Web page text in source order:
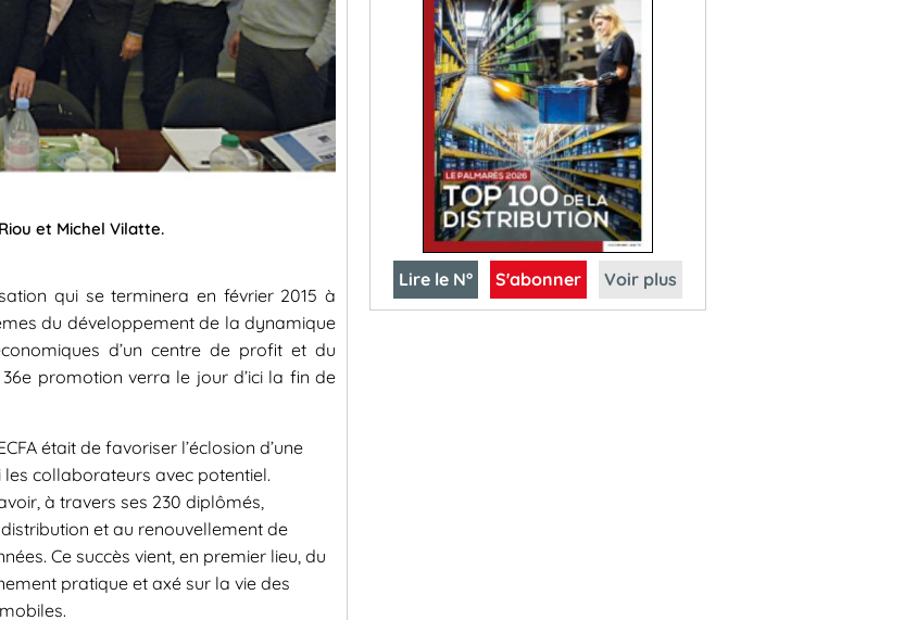
et Michel Vilatte.
qui se terminera en février 2015 à
du développement de la dynamique
d’un centre de profit et du
promotion verra le jour d’ici la fin de
était de favoriser l’éclosion d’une
collaborateurs avec potentiel.
à travers ses 230 diplômés,
et au renouvellement de
Ce succès vient, en premier lieu, du
pratique et axé sur la vie des
Lire le N° S'abonner Voir plus